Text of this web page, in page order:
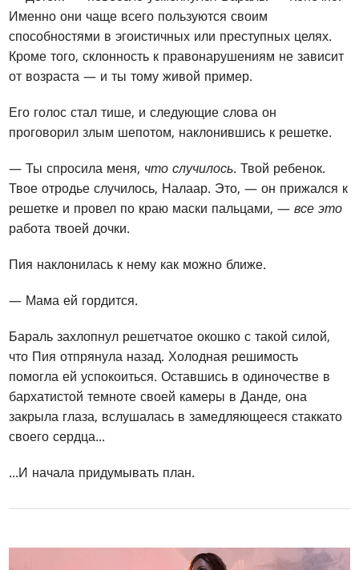
Именно они чаще всего пользуются своим
способностями в эгоистичных или преступных целях.
Кроме того, склонность к правонарушениям не зависит
от возраста — и ты тому живой пример.
Его голос стал тише, и следующие слова он
проговорил злым шепотом, наклонившись к решетке.
— Ты спросила меня, что случилось. Твой ребенок.
Твое отродье случилось, Налаар. Это, — он прижался к
решетке и провел по краю маски пальцами, —все это
работа твоей дочки.
Пия наклонилась к нему как можно ближе.
— Мама ей гордится.
Бараль захлопнул решетчатое окошко с такой силой,
что Пия отпрянула назад. Холодная решимость
помогла ей успокоиться. Оставшись в одиночестве в
бархатистой темноте своей камеры в Данде, она
закрыла глаза, вслушалась в замедляющееся стаккато
своего сердца...
...И начала придумывать план.